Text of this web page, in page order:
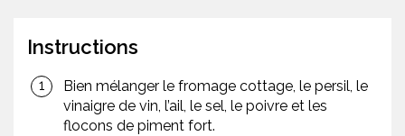
Instructions
Bien mélanger le fromage cottage, le persil, le
vinaigre de vin, l’ail, le sel, le poivre et les
flocons de piment fort.